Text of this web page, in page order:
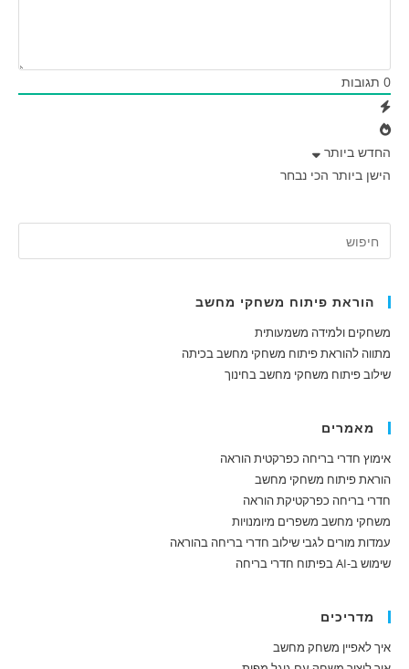
0 תגובות
החדש ביותר
הישן ביותר הכי נבחר
הוראת פיתוח משחקי מחשב
משחקים ולמידה משמעותית
מתווה להוראת פיתוח משחקי מחשב בכיתה
שילוב פיתוח משחקי מחשב בחינוך
מאמרים
אימוץ חדרי בריחה כפרקטית הוראה
הוראת פיתוח משחקי מחשב
חדרי בריחה כפרקטיקת הוראה
משחקי מחשב משפרים מיומנויות
עמדות מורים לגבי שילוב חדרי בריחה בהוראה
שימוש ב-AI בפיתוח חדרי בריחה
מדריכים
איך לאפיין משחק מחשב